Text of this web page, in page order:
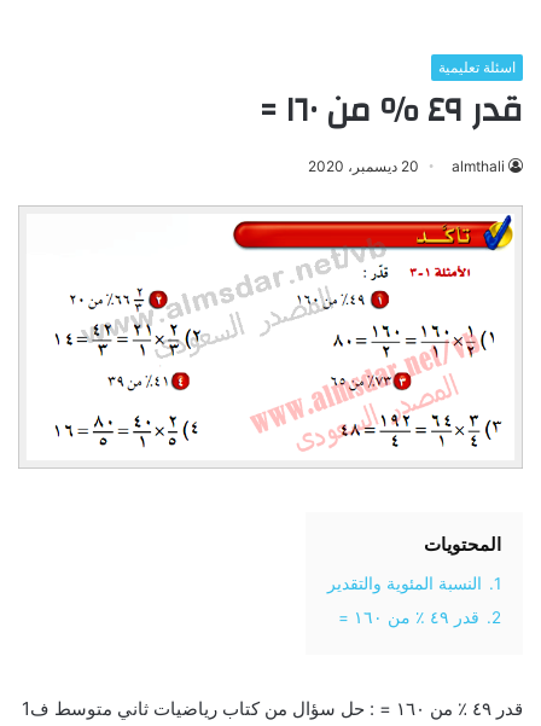
اسئلة تعليمية
قدر ٤٩ ٪؜ من ١٦٠ =
almthali 20 ديسمبر، 2020
المحتويات
1.
النسبة المئوية والتقدير
2.
قدر ٤٩ ٪؜ من ١٦٠ =
قدر ٤٩ ٪؜ من ١٦٠ = : حل سؤال من كتاب رياضيات ثاني متوسط ف1